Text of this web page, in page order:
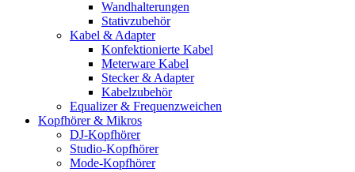
Wandhalterungen
Stativzubehör
Kabel & Adapter
Konfektionierte Kabel
Meterware Kabel
Stecker & Adapter
Kabelzubehör
Equalizer & Frequenzweichen
Kopfhörer & Mikros
DJ-Kopfhörer
Studio-Kopfhörer
Mode-Kopfhörer